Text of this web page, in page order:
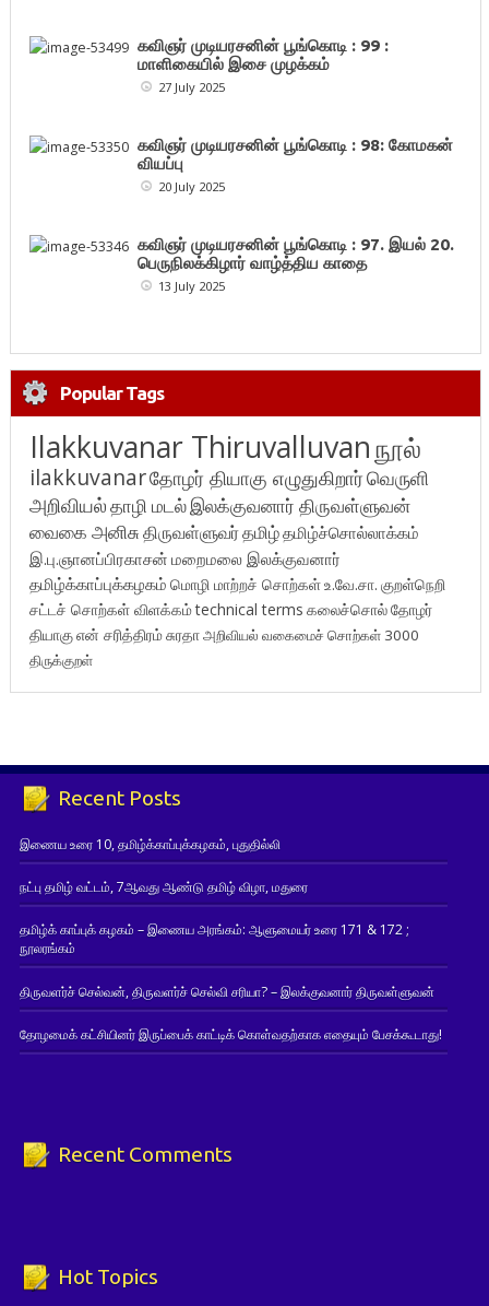
கவிஞர் முடியரசனின் பூங்கொடி : 99 :
மாளிகையில் இசை முழக்கம்
27 July 2025
கவிஞர் முடியரசனின் பூங்கொடி : 98: கோமகன்
வியப்பு
20 July 2025
கவிஞர் முடியரசனின் பூங்கொடி : 97. இயல் 20.
பெருநிலக்கிழார் வாழ்த்திய காதை
13 July 2025
Popular Tags
Ilakkuvanar Thiruvalluvanநூல்
ilakkuvanarதோழர் தியாகு எழுதுகிறார்வெருளி
அறிவியல்தாழி மடல்இலக்குவனார் திருவள்ளுவன்
வைகை அனிசுதிருவள்ளுவர்தமிழ்தமிழ்ச்சொல்லாக்கம்
இ.பு.ஞானப்பிரகாசன் மறைமலை இலக்குவனார்
தமிழ்க்காப்புக்கழகம் மொழி மாற்றச் சொற்கள்உ.வே.சா. குறள்நெறி
சட்டச் சொற்கள் விளக்கம்technical terms கலைச்சொல்தோழர்
தியாகுஎன் சரித்திரம்சுரதாஅறிவியல் வகைமைச் சொற்கள் 3000
திருக்குறள்
Recent Posts
இணைய உரை 10, தமிழ்க்காப்புக்கழகம், புதுதில்லி
நட்பு தமிழ் வட்டம், 7ஆவது ஆண்டு தமிழ் விழா, மதுரை
தமிழ்க் காப்புக் கழகம் – இணைய அரங்கம்: ஆளுமையர் உரை 171 & 172 ;
நூலரங்கம்
திருவளர்ச் செல்வன், திருவளர்ச் செல்வி சரியா? – இலக்குவனார் திருவள்ளுவன்
தோழமைக் கட்சியினர் இருப்பைக் காட்டிக் கொள்வதற்காக எதையும் பேசக்கூடாது!
Recent Comments
Hot Topics